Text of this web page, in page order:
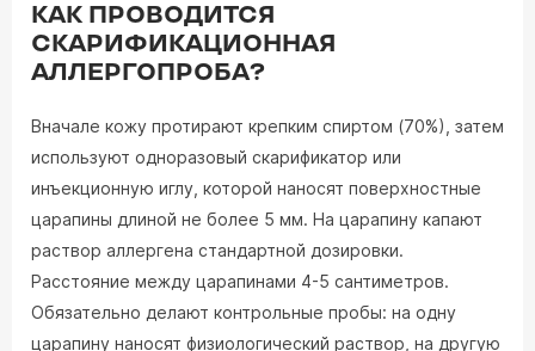
КАК ПРОВОДИТСЯ
СКАРИФИКАЦИОННАЯ
АЛЛЕРГОПРОБА?
Вначале кожу протирают крепким спиртом (70%), затем
используют одноразовый скарификатор или
инъекционную иглу, которой наносят поверхностные
царапины длиной не более 5 мм. На царапину капают
раствор аллергена стандартной дозировки.
Расстояние между царапинами 4-5 сантиметров.
Обязательно делают контрольные пробы: на одну
царапину наносят физиологический раствор, на другую